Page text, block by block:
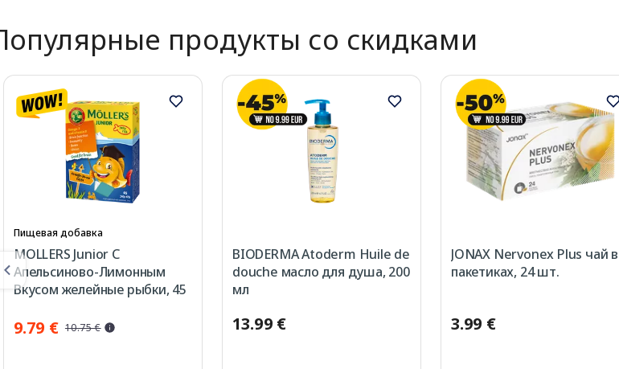
продукты со скидками
Пищевая добавка
MOLLERS Junior C
Апельсиново-Лимонным
Вкусом желейные рыбки, 45
9.79 € 10.75 €
BIODERMA Atoderm Huile de
douche масло для душа, 200
мл
13.99 €
JONAX Nervonex Plus чай в
пакетиках, 24 шт.
3.99 €